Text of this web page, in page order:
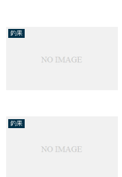
釣果
釣果